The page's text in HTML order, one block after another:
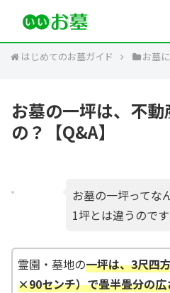
はじめてのお墓ガイド お墓
お墓の一坪は、不
の？【Q&A】
お墓の一坪ってな
1坪とは違うので
霊園・墓地の一坪は、3尺四
×90センチ）で畳半畳分の広